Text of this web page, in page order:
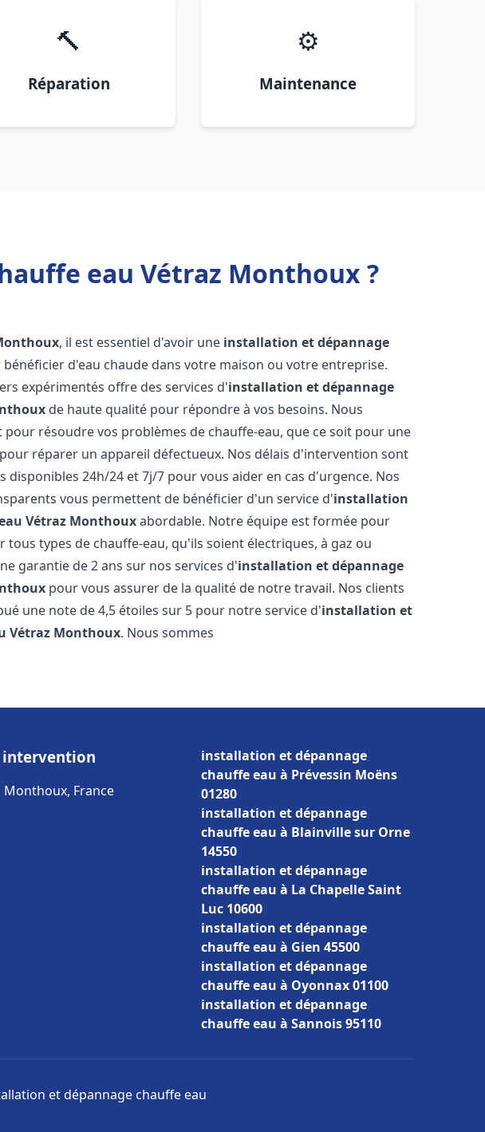
🔨
Réparation
⚙️
Maintenance
eau Vétraz Monthoux ?
, il est essentiel d'avoir une installation et dépannage
d'eau chaude dans votre maison ou votre entreprise.
expérimentés offre des services d'installation et dépannage
de haute qualité pour répondre à vos besoins. Nous
résoudre vos problèmes de chauffe-eau, que ce soit pour une
réparer un appareil défectueux. Nos délais d'intervention sont
disponibles 24h/24 et 7j/7 pour vous aider en cas d'urgence. Nos
vous permettent de bénéficier d'un service d'installation
Vétraz Monthouxabordable. Notre équipe est formée pour
types de chauffe-eau, qu'ils soient électriques, à gaz ou
garantie de 2 ans sur nos services d'installation et dépannage
pour vous assurer de la qualité de notre travail. Nos clients
une note de 4,5 étoiles sur 5 pour notre service d'installation et
Vétraz Monthoux. Nous sommes
intervention
Monthoux, France
installation et dépannage
chauffe eau à Prévessin Moëns
01280
installation et dépannage
chauffe eau à Blainville sur Orne
14550
installation et dépannage
chauffe eau à La Chapelle Saint
Luc 10600
installation et dépannage
chauffe eau à Gien 45500
installation et dépannage
chauffe eau à Oyonnax 01100
installation et dépannage
chauffe eau à Sannois 95110
et dépannage chauffe eau